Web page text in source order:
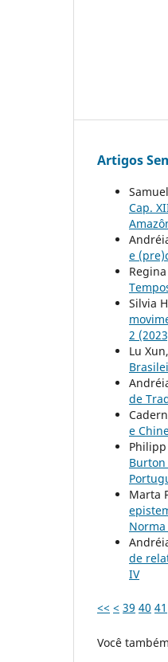
Artigos
Cap.
e
Silvia
2
Lu
de
e
Burton
Marta
de
IV
<< < 39 40 41
Você